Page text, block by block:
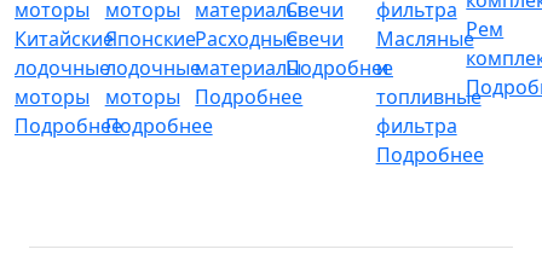
Китайские
лодочные
моторы
Подробнее
Японские
лодочные
моторы
Подробнее
Расходные
материалы
Подробнее
Свечи
Подробнее
Масляные
и
топливные
фильтра
Подробнее
Рем